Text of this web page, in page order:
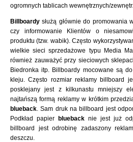
ogromnych tablicach wewnętrznych/
Billboardy służą głównie do promowania
czy informowanie Klientów o
produktu (tzw. wabik). Często
wielkie sieci sprzedażowe typu Media
również zauważyć przy sieciowych
Biedronka itp. Billboardy mocowane są
kleju. Często rozmiar reklamy billboard
posklejany jest z kilkunastu mniejszy
najtańszą formą reklamy w krótkim
blueback. Sam druk na billboard jest
Podkład papier
blueback nie jest już
billboard jest odrobinę zadaszony
deszczu.